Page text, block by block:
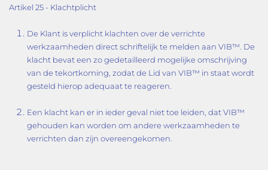
Artikel 25 - Klachtplicht
De Klant is verplicht klachten over de verrichte
werkzaamheden direct schriftelijk te melden aan VIB™. De
klacht bevat een zo gedetailleerd mogelijke omschrijving
van de tekortkoming, zodat de Lid van VIB™ in staat wordt
gesteld hierop adequaat te reageren.
Een klacht kan er in ieder geval niet toe leiden, dat VIB™
gehouden kan worden om andere werkzaamheden te
verrichten dan zijn overeengekomen.